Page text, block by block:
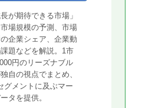
が期待できる市場」
場規模の予測、市場
企業シェア、企業動
題などを解説。1市
円のリーズナブル
自の視点でまとめ、
グメントに及ぶマー
タを提供。